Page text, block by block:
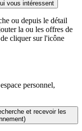
vous intéressent
ou depuis le détail
la ou les offres de
cliquer sur l'icône
personnel,
et recevoir les